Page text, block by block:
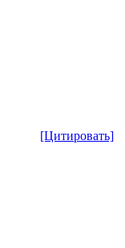
[Цитировать]